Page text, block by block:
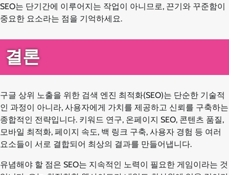
SEO는 단기간에 이루어지는 작업이 아니므로, 끈기와 꾸준함이
중요한 요소라는 점을 기억하세요.
결론
구글 상위 노출을 위한 검색 엔진 최적화(SEO)는 단순한 기술적
인 과정이 아니라, 사용자에게 가치를 제공하고 신뢰를 구축하는
종합적인 전략입니다. 키워드 연구, 온페이지 SEO, 콘텐츠 품질,
모바일 최적화, 페이지 속도, 백 링크 구축, 사용자 경험 등 여러
요소들이 서로 결합되어 최상의 결과를 만들어냅니다.
유념해야 할 점은 SEO는 지속적인 노력이 필요한 게임이라는 것